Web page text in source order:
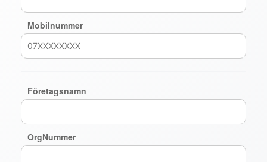
Mobilnummer
Företagsnamn
OrgNummer